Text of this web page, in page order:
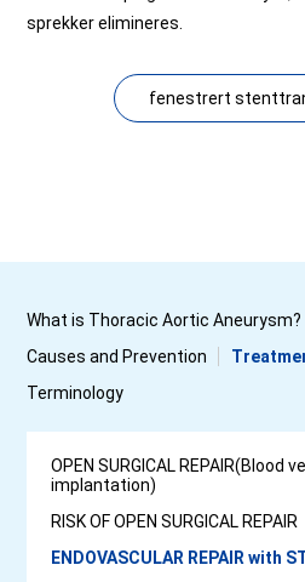
sprekker elimineres.
fenestrert
What is Thoracic Aortic Aneurysm?
Causes and Prevention
Terminology
OPEN SURGICAL REPAIR(Blood
implantation)
RISK OF OPEN SURGICAL REPAIR
ENDOVASCULAR REPAIR with